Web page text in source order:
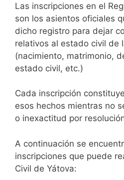
Las inscripciones en el
son los asientos oficiales
dicho registro para dejar
relativos al estado civil de
(nacimiento, matrimonio,
estado civil, etc.)
Cada inscripción
esos hechos mientras no
o inexactitud por
A continuación se
inscripciones que puede
Civil de Yátova: